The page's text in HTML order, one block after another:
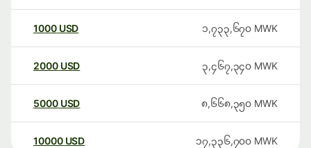
1000 USD ၁,၇၃၃,၆၇၀ MWK
2000 USD ၃,၄၆၇,၃၄၀ MWK
5000 USD ၈,၆၆၈,၃၅၀ MWK
10000 USD ၁၇,၃၃၆,၇၀၀ MWK